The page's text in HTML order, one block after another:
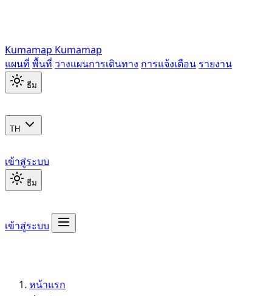
Kumamap Kumamap
แผนที่ พื้นที่ วางแผนการเดินทาง การแจ้งเตือน รายงาน
ธีม
TH
เข้าสู่ระบบ
ธีม
เข้าสู่ระบบ
หน้าแรก